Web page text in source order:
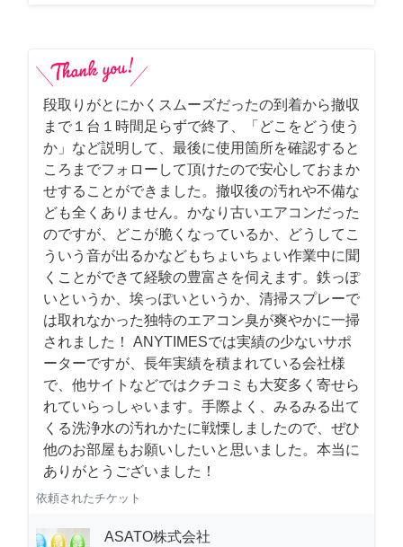
段取りがとにかくスムーズだったの到着から撤収
まで１台１時間足らずで終了、「どこをどう使う
か」など説明して、最後に使用箇所を確認すると
ころまでフォローして頂けたので安心しておまか
せすることができました。撤収後の汚れや不備な
ども全くありません。かなり古いエアコンだった
のですが、どこが脆くなっているか、どうしてこ
ういう音が出るかなどもちょいちょい作業中に聞
くことができて経験の豊富さを伺えます。鉄っぽ
いというか、埃っぽいというか、清掃スプレーで
は取れなかった独特のエアコン臭が爽やかに一掃
されました！ ANYTIMESでは実績の少ないサポ
ーターですが、長年実績を積まれている会社様
で、他サイトなどではクチコミも大変多く寄せら
れていらっしゃいます。手際よく、みるみる出て
くる洗浄水の汚れかたに戦慄しましたので、ぜひ
他のお部屋もお願いしたいと思いました。本当に
ありがとうございました！
依頼されたチケット
ASATO株式会社